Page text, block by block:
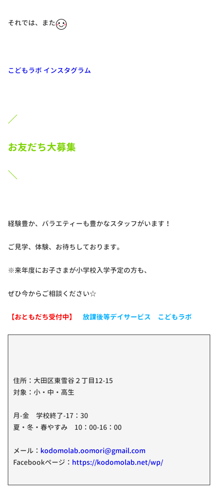
それでは、また
こどもラボ インスタグラム
／
お友だち大募集
＼
経験豊か、バラエティーも豊かなスタッフがいます！
ご見学、体験、お待ちしております。
※来年度にお子さまが小学校入学予定の方も、
ぜひ今からご相談ください☆
【おともだち受付中】 放課後等デイサービス こどもラボ
住所：大田区東雪谷２丁目12-15
対象：小・中・高生
月-金 学校終了-17：30
夏・冬・春やすみ 10：00-16：00
メール： kodomolab.oomori@gmail.com
Facebookページ： https://kodomolab.net/wp/